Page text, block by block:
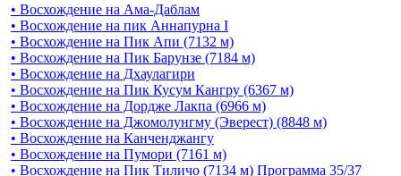
• Восхождение на Ама-Даблам
• Восхождение на пик Аннапурна I
• Восхождение на Пик Апи (7132 м)
• Восхождение на Пик Барунзе (7184 м)
• Восхождение на Дхаулагири
• Восхождение на Пик Кусум Кангру (6367 м)
• Восхождение на Дордже Лакпа (6966 м)
• Восхождение на Джомолунгму (Эверест) (8848 м)
• Восхождение на Канченджангу
• Восхождение на Пумори (7161 м)
• Восхождение на Пик Тиличо (7134 м) Программа 35/37